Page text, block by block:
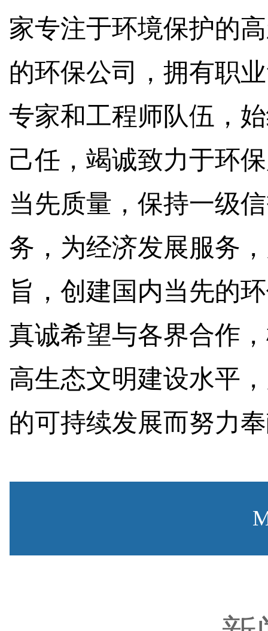
家专注于环境保护的
的环保公司，拥有职
专家和工程师队伍，
己任，竭诚致力于环
当先质量，保持一级
务，为经济发展服务
旨，创建国内当先的
真诚希望与各界合作
高生态文明建设水平
的可持续发展而努力